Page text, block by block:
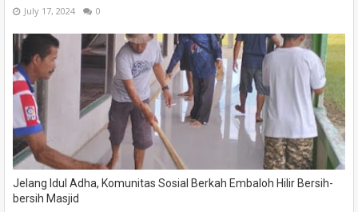
July 17, 2024 0
Jelang Idul Adha, Komunitas Sosial Berkah Embaloh Hilir Bersih-
bersih Masjid